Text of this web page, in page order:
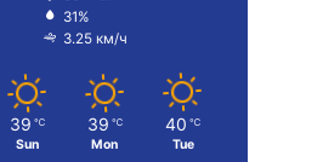
31%
3.25 км/ч
39 ℃
Sun
39 ℃
Mon
40 ℃
Tue